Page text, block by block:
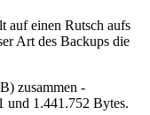
auf einen Rutsch aufs
Art des Backups die
zusammen -
und 1.441.752 Bytes.